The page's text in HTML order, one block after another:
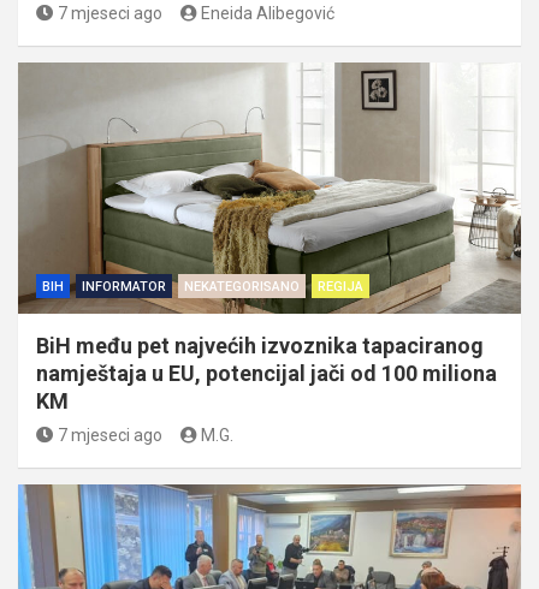
7 mjeseci ago Eneida Alibegović
BIH INFORMATOR NEKATEGORISANO REGIJA
BiH među pet najvećih izvoznika tapaciranog
namještaja u EU, potencijal jači od 100 miliona
KM
7 mjeseci ago M.G.